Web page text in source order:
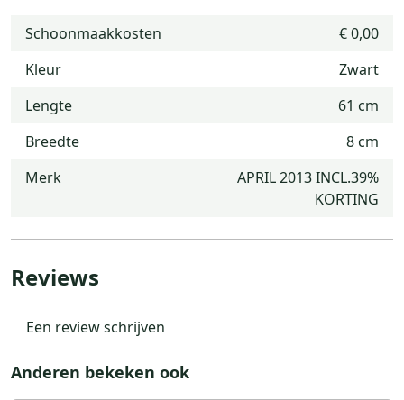
Schoonmaakkosten
€ 0,00
Kleur
Zwart
Lengte
61 cm
Breedte
8 cm
Merk
APRIL 2013 INCL.39%
KORTING
Reviews
Een review schrijven
Anderen bekeken ook